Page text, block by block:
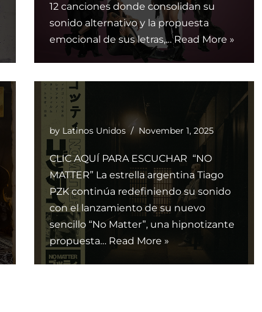
12 canciones donde consolidan su
sonido alternativo y la propuesta
emocional de sus letras,…Read More »
by Latinos Unidos November 1, 2025
CLIC AQUÍ PARA ESCUCHAR “NO
MATTER” La estrella argentina Tiago
PZK continúa redefiniendo su sonido
con el lanzamiento de su nuevo
sencillo “No Matter”, una hipnotizante
propuesta… Read More »